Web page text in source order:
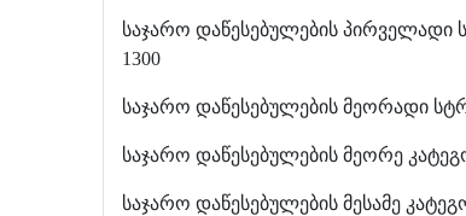
საჯარო დაწესებულების
1300
საჯარო დაწესებულების მეორადი
საჯარო დაწესებულების მეორე
საჯარო დაწესებულების მესამე